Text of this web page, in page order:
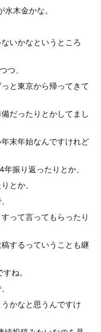
木金かな。
いかなというところ
つ、
と東京から帰ってきて
だったりとかしてまし
末年始なんですけれど
振り返ったりとか、
とか、
って言ってもらったり
するっていうことも継
ね。
かなと思うんですけ